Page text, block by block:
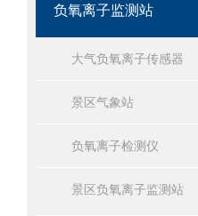
负氧离子监测站
大气负氧离子传感器
景区气象站
负氧离子检测仪
景区负氧离子监测站